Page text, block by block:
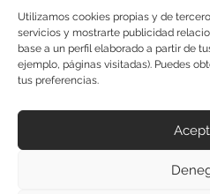
Utilizamos cookies propias y de
servicios y mostrarte publicidad
base a un perfil elaborado a partir de
ejemplo, páginas visitadas). Puedes
tus preferencias.
Política de